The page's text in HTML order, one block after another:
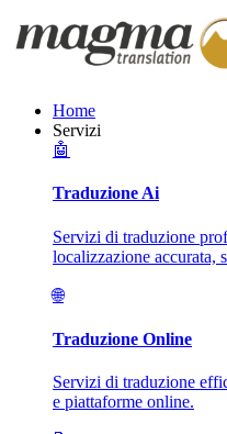
Home
Servizi
🤖
Traduzione Ai
Servizi di traduzione
localizzazione accurata,
🌐
Traduzione Online
Servizi di traduzione
e piattaforme online.